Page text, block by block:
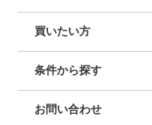
買いたい方
条件から探す
お問い合わせ